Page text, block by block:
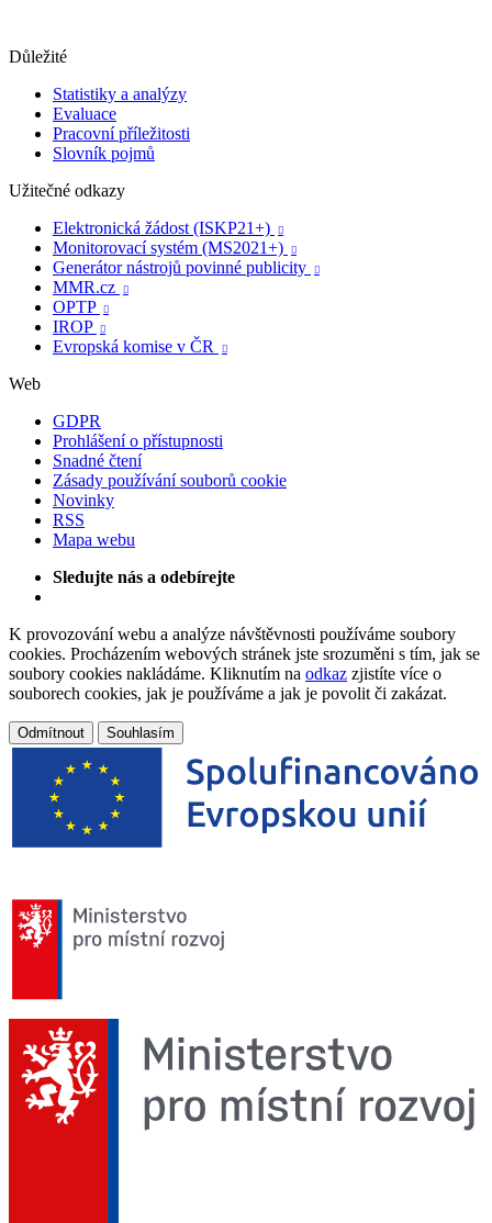
Důležité
Statistiky a analýzy
Evaluace
Pracovní příležitosti
Slovník pojmů
Užitečné odkazy
Elektronická žádost (ISKP21+)

Monitorovací systém (MS2021+) 
Generátor nástrojů povinné publicity 
MMR.cz 
OPTP 
IROP 
Evropská komise v ČR 
Web
GDPR
Prohlášení o přístupnosti
Snadné čtení
Zásady používání souborů cookie
Novinky
RSS
Mapa webu
Sledujte nás a odebírejte
K provozování webu a analýze návštěvnosti používáme soubory
cookies. Procházením webových stránek jste srozuměni s tím, jak se
soubory cookies nakládáme. Kliknutím na odkaz zjistíte více o
souborech cookies, jak je používáme a jak je povolit či zakázat.
Odmítnout Souhlasím